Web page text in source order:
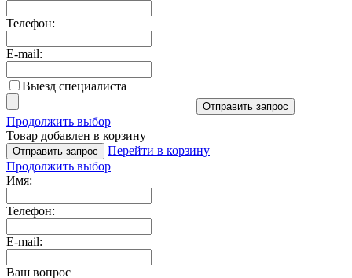
Телефон:
E-mail:
Выезд специалиста
Отправить запрос
Продолжить выбор
Товар добавлен в корзину
Отправить запрос
Перейти в корзину
Продолжить выбор
Имя:
Телефон:
E-mail:
Ваш вопрос